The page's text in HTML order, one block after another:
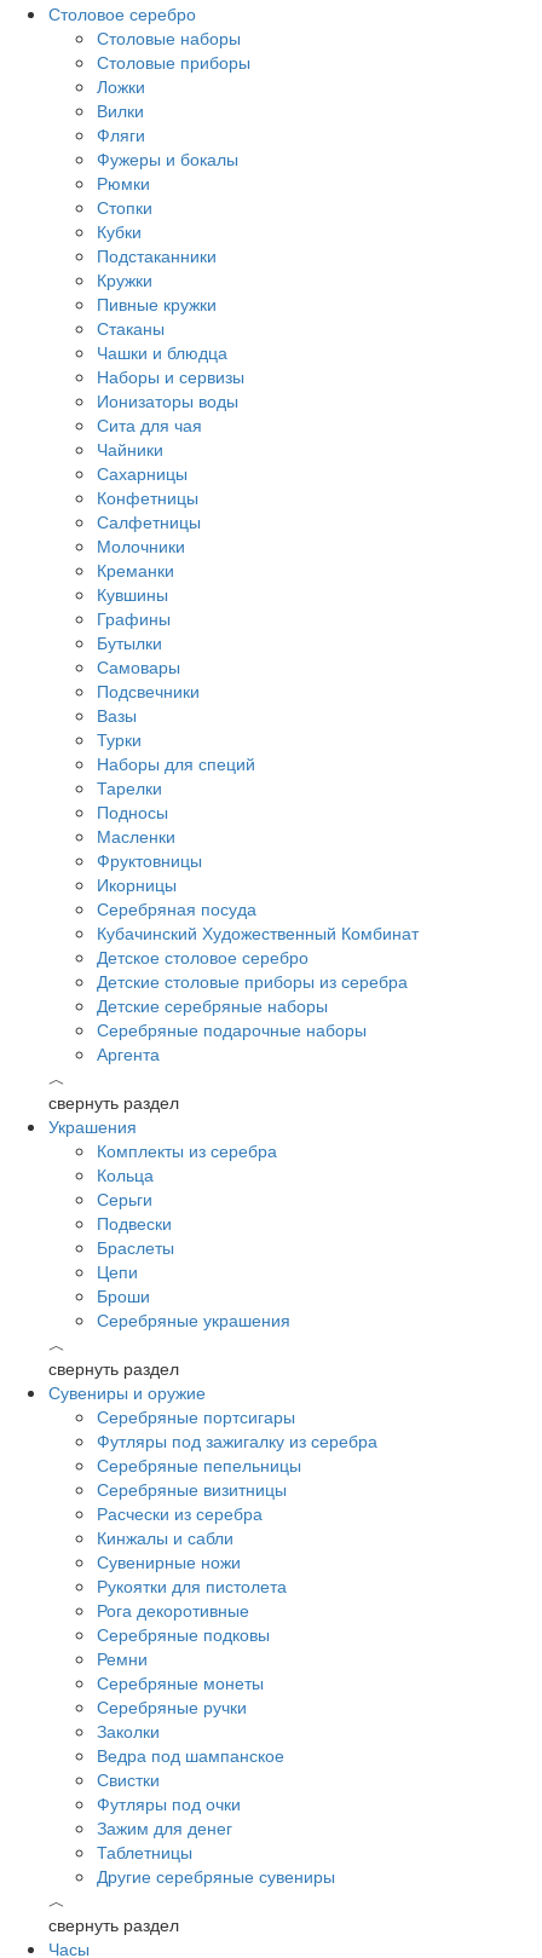
Столовое серебро
Столовые наборы
Столовые приборы
Ложки
Вилки
Фляги
Фужеры и бокалы
Рюмки
Стопки
Кубки
Подстаканники
Кружки
Пивные кружки
Стаканы
Чашки и блюдца
Наборы и сервизы
Ионизаторы воды
Сита для чая
Чайники
Сахарницы
Конфетницы
Салфетницы
Молочники
Креманки
Кувшины
Графины
Бутылки
Самовары
Подсвечники
Вазы
Турки
Наборы для специй
Тарелки
Подносы
Масленки
Фруктовницы
Икорницы
Серебряная посуда
Кубачинский Художественный Комбинат
Детское столовое серебро
Детские столовые приборы из серебра
Детские серебряные наборы
Серебряные подарочные наборы
Аргента
︿
свернуть раздел
Украшения
Комплекты из серебра
Кольца
Серьги
Подвески
Браслеты
Цепи
Броши
Серебряные украшения
︿
свернуть раздел
Сувениры и оружие
Серебряные портсигары
Футляры под зажигалку из серебра
Серебряные пепельницы
Серебряные визитницы
Расчески из серебра
Кинжалы и сабли
Сувенирные ножи
Рукоятки для пистолета
Рога декоротивные
Серебряные подковы
Ремни
Серебряные монеты
Серебряные ручки
Заколки
Ведра под шампанское
Свистки
Футляры под очки
Зажим для денег
Таблетницы
Другие серебряные сувениры
︿
свернуть раздел
Часы